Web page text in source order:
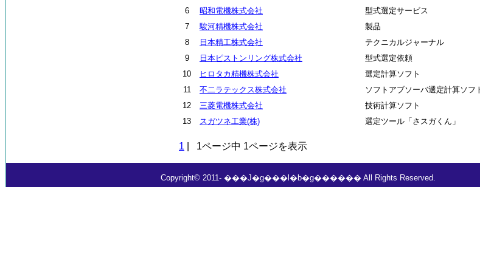
6
昭和電機株式会社
型式選定サービス
7
駿河精機株式会社
製品
8
日本精工株式会社
テクニカルジャーナル
9
日本ピストンリング株式会社
型式選定依頼
10
ヒロタカ精機株式会社
選定計算ソフト
11
不二ラテックス株式会社
ソフトアブソーバ選定計算ソフ
12
三菱電機株式会社
技術計算ソフト
13
スガツネ工業(株) 選定ツール「さスガくん」
1 | 1ページ中 1ページを表示
Copyright© 2011- ���J�g���l�b�g������ All Rights Reserved.